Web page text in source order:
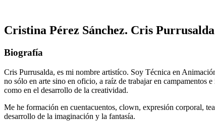
Cristina Pérez Sánchez. Cris Purrusalda
Biografía
Cris Purrusalda, es mi nombre artistíco. Soy Técnica en
no sólo en arte sino en oficio, a raíz de trabajar en campamentos
como en el desarrollo de la creatividad.
Me he formación en cuentacuentos, clown, expresión corporal,
desarrollo de la imaginación y la fantasía.